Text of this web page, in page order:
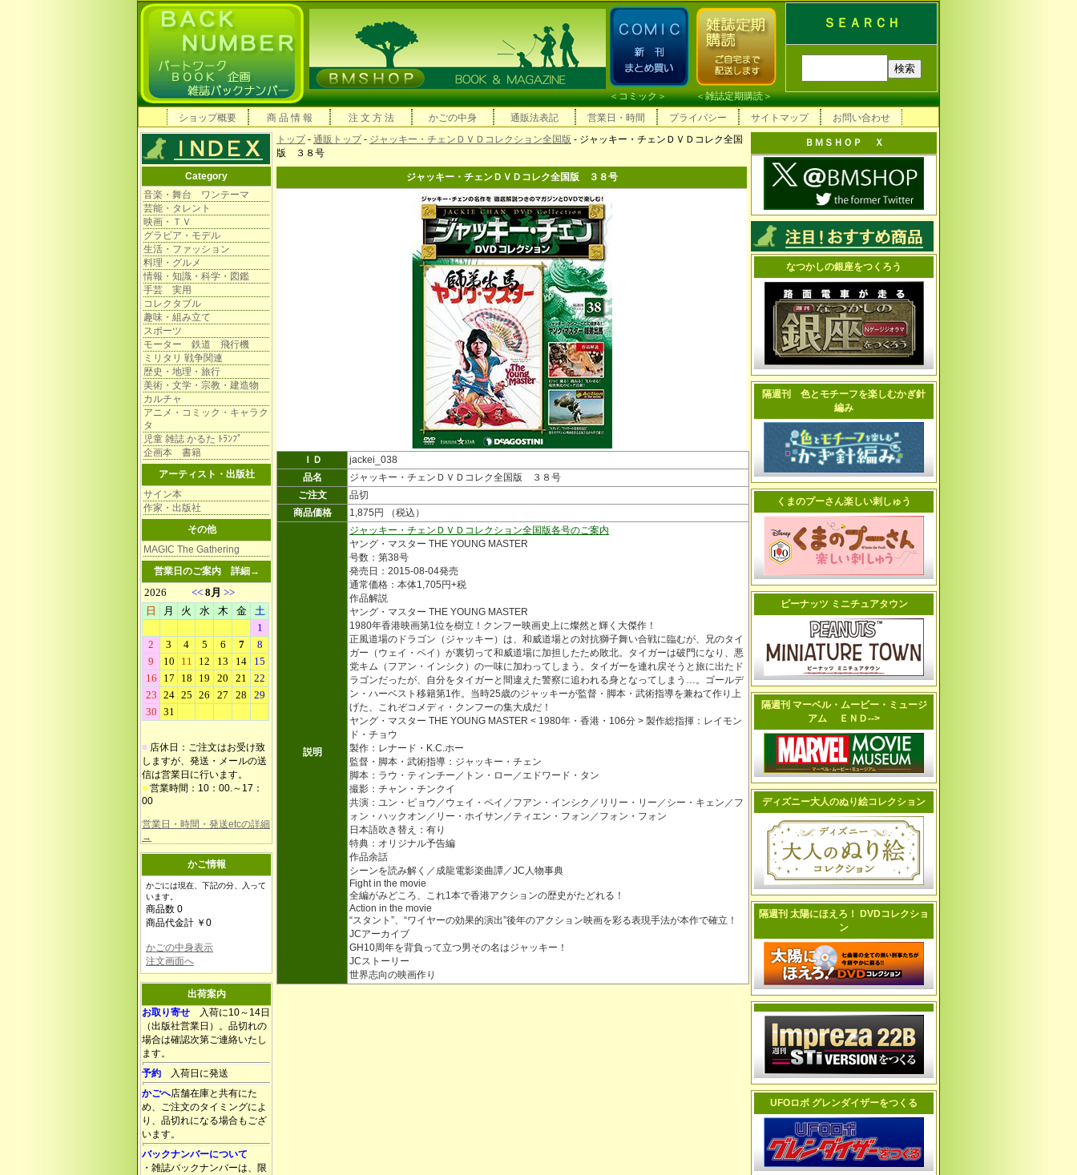
ＳＥＡＲＣＨ
＜コミック＞ ＜雑誌定期購読＞
ショップ概要
商 品 情 報 注 文 方 法 かごの中身 通販法表記 営業日・時間 プライバシー サイトマップ お問い合わせ
Category
音楽・舞台 ワンテーマ
芸能・タレント
映画・ＴＶ
グラビア・モデル
生活・ファッション
料理・グルメ
情報・知識・科学・図鑑
手芸 実用
コレクタブル
趣味・組み立て
スポーツ
モーター 鉄道 飛行機
ミリタリ 戦争関連
歴史・地理・旅行
美術・文学・宗教・建造物
カルチャ
アニメ・コミック・キャラク
タ
児童 雑誌 かるた ﾄﾗﾝﾌﾟ
企画本 書籍
アーティスト・出版社
サイン本
作家・出版社
その他
MAGIC The Gathering
営業日のご案内 詳細→
■ 店休日：ご注文はお受け致
しますが、発送・メールの送
信は営業日に行います。
■ 営業時間：10：00.～17：
00
営業日・時間・発送etcの詳細
→
かご情報
かごには現在、下記の分、入って
います。
商品数 0
商品代金計 ￥0
かごの中身表示
注文画面へ
出荷案内
お取り寄せ 入荷に10～14日
（出版社営業日）。品切れの
場合は確認次第ご連絡いたし
ます。
予約 入荷日に発送
かごへ店舗在庫と共有にた
め、ご注文のタイミングによ
り、品切れになる場合もござ
います。
バックナンバーについて
・雑誌バックナンバーは、限
トップ- 通販トップ- ジャッキー・チェンＤＶＤコレクション全国版 - ジャッキー・チェンＤＶＤコレク全国
版 ３８号
ジャッキー・チェンＤＶＤコレク全国版 ３８号
ＩＤ
jackei_038
品名
ジャッキー・チェンＤＶＤコレク全国版 ３８号
ご注文
品切
商品価格
1,875円 （税込）
説明
ジャッキー・チェンＤＶＤコレクション全国版各号のご案内
ヤング・マスター THE YOUNG MASTER
号数：第38号
発売日：2015-08-04発売
通常価格：本体1,705円+税
作品解説
ヤング・マスター THE YOUNG MASTER
1980年香港映画第1位を樹立！クンフー映画史上に燦然と輝く大傑作！
正風道場のドラゴン（ジャッキー）は、和威道場との対抗獅子舞い合戦に臨むが、兄のタイ
ガー（ウェイ・ペイ）が裏切って和威道場に加担したため敗北。タイガーは破門になり、悪
党キム（フアン・インシク）の一味に加わってしまう。タイガーを連れ戻そうと旅に出たド
ラゴンだったが、自分をタイガーと間違えた警察に追われる身となってしまう…。ゴールデ
ン・ハーベスト移籍第1作。当時25歳のジャッキーが監督・脚本・武術指導を兼ねて作り上
げた、これぞコメディ・クンフーの集大成だ！
ヤング・マスター THE YOUNG MASTER < 1980年・香港・106分 > 製作総指揮：レイモン
ド・チョウ
製作：レナード・K.C.ホー
監督・脚本・武術指導：ジャッキー・チェン
脚本：ラウ・ティンチー／トン・ロー／エドワード・タン
撮影：チャン・チンクイ
共演：ユン・ピョウ／ウェイ・ペイ／フアン・インシク／リリー・リー／シー・キェン／フ
ォン・ハックオン／リー・ホイサン／ティエン・フォン／フォン・フォン
日本語吹き替え：有り
特典：オリジナル予告編
作品余話
シーンを読み解く／成龍電影楽曲譚／JC人物事典
Fight in the movie
全編がみどころ、これ1本で香港アクションの歴史がたどれる！
Action in the movie
“スタント”、“ワイヤーの効果的演出”後年のアクション映画を彩る表現手法が本作で確立！
JCアーカイブ
GH10周年を背負って立つ男その名はジャッキー！
JCストーリー
世界志向の映画作り
ＢＭＳＨＯＰ Ｘ
なつかしの銀座をつくろう
隔週刊 色とモチーフを楽しむかぎ針
編み
くまのプーさん楽しい刺しゅう
ピーナッツ ミニチュアタウン
隔週刊 マーベル・ムービー・ミュージ
アム ＥＮＤ-->
ディズニー大人のぬり絵コレクション
隔週刊 太陽にほえろ！ DVDコレクショ
ン
UFOロボ グレンダイザーをつくる